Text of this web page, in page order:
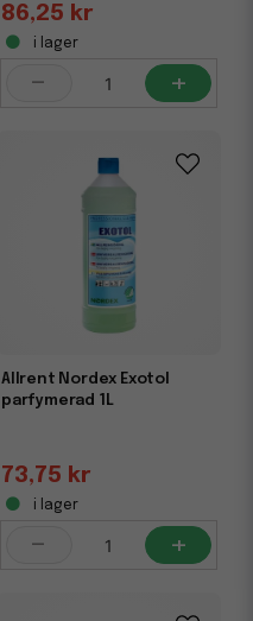
86,25 kr
i lager
- +
Allrent Nordex Exotol
parfymerad 1L
73,75 kr
i lager
- +